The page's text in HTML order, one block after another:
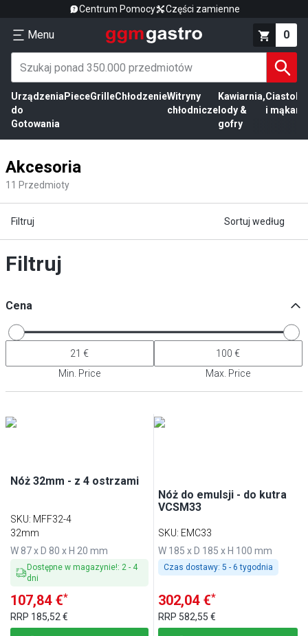
Centrum Pomocy Części zamienne
Menu 0
Urządzenia
do
Gotowania
PieceGrilleChłodzenieWitryny
chłodnicze
Kawiarnia,
lody &
gofry
Ciasto
i mąka
Akcesoria
11 Przedmioty
Filtruj Sortuj według
Filtruj
Cena
Min. Price Max. Price
Nóż 32mm - z 4 ostrzami
SKU: MFF32-4
32mm
W 87 x D 80 x H 20 mm
Dostępne w magazynie!: 2 - 4
dni
107,84 €*
RRP 185,52 €
Nóż do emulsji - do kutra
VCSM33
SKU: EMC33
W 185 x D 185 x H 100 mm
Czas dostawy: 5 - 6 tygodnia
302,04 €*
RRP 582,55 €